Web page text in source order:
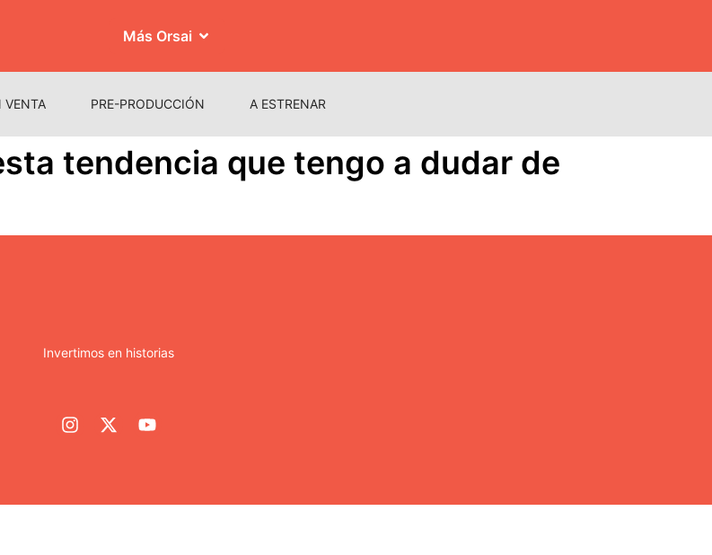
Más Orsai
VENTA PRE-PRODUCCIÓN A ESTRENAR
tendencia que tengo a dudar de
Invertimos en historias